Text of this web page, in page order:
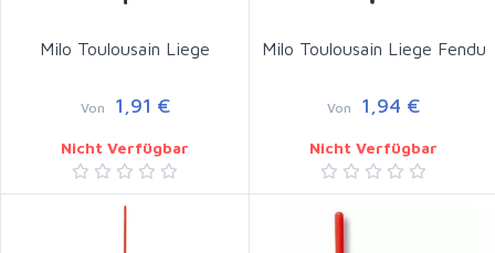
Milo Toulousain Liege
Von 1,91 €
Nicht Verfügbar
Milo Toulousain Liege Fendu
Von 1,94 €
Nicht Verfügbar